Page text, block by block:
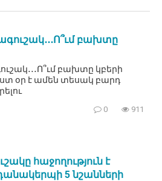
բախտը
բախտը կբերի
օր է ամեն տեսակ բարդ
0 911
հաջողություն է
5 նշանների